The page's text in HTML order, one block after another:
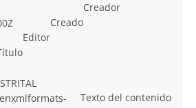
Creador
Creado
Editor
Texto del contenido